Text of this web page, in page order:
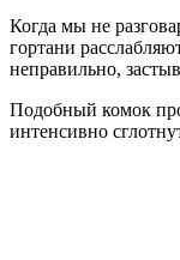
Когда мы не
гортани
неправильно,
Подобный комок
интенсивно